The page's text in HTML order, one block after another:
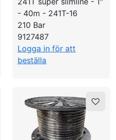
- 40m - 241T-16
210 Bar
9127487
Logga in för att
beställa